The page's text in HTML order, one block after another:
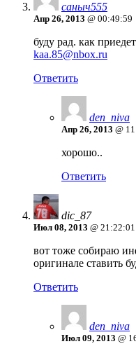
саныч555
Апр 26, 2013 @ 00:49:59
буду рад. как
kaa.85@nbox.ru
Ответить
den_niva
Апр 26, 2013 @
хорошо..
Ответить
dic_87
Июл 08, 2013 @ 21:22:01
вот тоже собираю
оригинале ставить
Ответить
den_niva
Июл 09, 2013 @